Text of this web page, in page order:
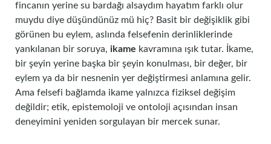
fincanın yerine su bardağı alsaydım hayatım farklı olur
muydu diye düşündünüz mü hiç? Basit bir değişiklik gibi
görünen bu eylem, aslında felsefenin derinliklerinde
yankılanan bir soruya, ikame kavramına ışık tutar. İkame,
bir şeyin yerine başka bir şeyin konulması, bir değer, bir
eylem ya da bir nesnenin yer değiştirmesi anlamına gelir.
Ama felsefi bağlamda ikame yalnızca fiziksel değişim
değildir; etik, epistemoloji ve ontoloji açısından insan
deneyimini yeniden sorgulayan bir mercek sunar.